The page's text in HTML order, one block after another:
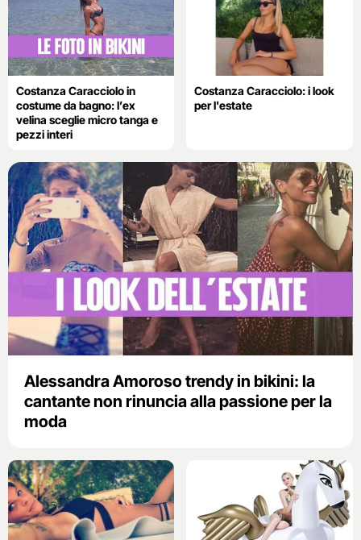
Costanza Caracciolo in
costume da bagno: l’ex
velina sceglie micro tanga e
pezzi interi
Costanza Caracciolo: i look
per l'estate
Alessandra Amoroso trendy in bikini: la
cantante non rinuncia alla passione per la
moda